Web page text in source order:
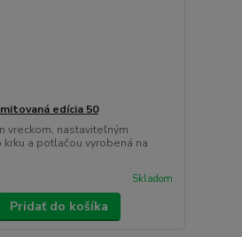
edícia 50
vreckom, nastaviteľným
a potlačou vyrobená na
Skladom
Pridať do košíka